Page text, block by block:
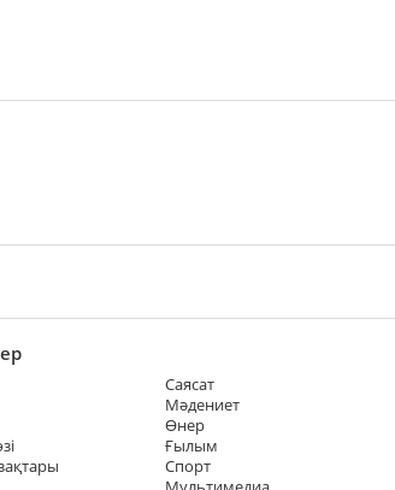
Саясат
Мәдениет
Өнер
Ғылым
Спорт